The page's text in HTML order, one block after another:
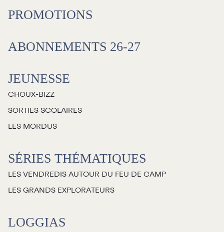
PROMOTIONS
ABONNEMENTS 26-27
JEUNESSE
CHOUX-BIZZ
SORTIES SCOLAIRES
LES MORDUS
SÉRIES THÉMATIQUES
LES VENDREDIS AUTOUR DU FEU DE CAMP
LES GRANDS EXPLORATEURS
LOGGIAS